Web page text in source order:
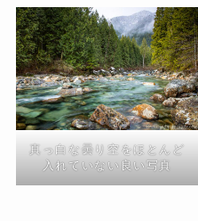
真っ白な曇り空をほとんど
入れていない良い写真